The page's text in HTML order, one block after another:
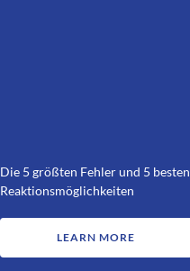
Die 5 größten Fehler und 5 besten
Reaktionsmöglichkeiten
LEARN MORE